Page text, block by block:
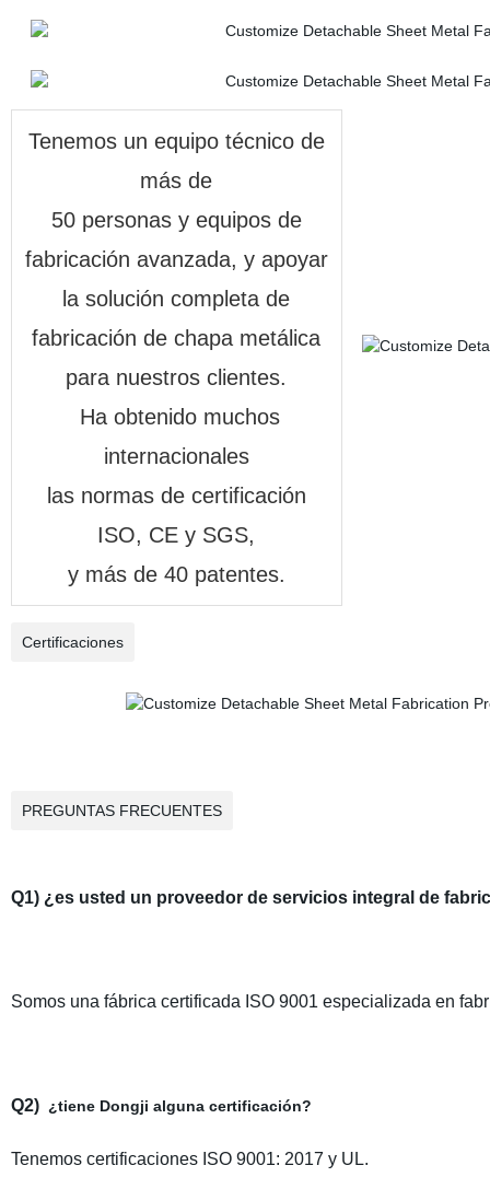
Tenemos un equipo técnico de
más de
50 personas y equipos de
fabricación avanzada, y apoyar
la solución completa de
fabricación de chapa metálica
para nuestros clientes.
Ha obtenido muchos
internacionales
las normas de certificación
ISO, CE y SGS,
y más de 40 patentes.
Certificaciones
PREGUNTAS FRECUENTES
Q1) ¿es usted un proveedor de servicios integral de
Somos una fábrica certificada ISO 9001 especializada en
Q2) ¿tiene Dongji alguna certificación?
Tenemos certificaciones ISO 9001: 2017 y UL.